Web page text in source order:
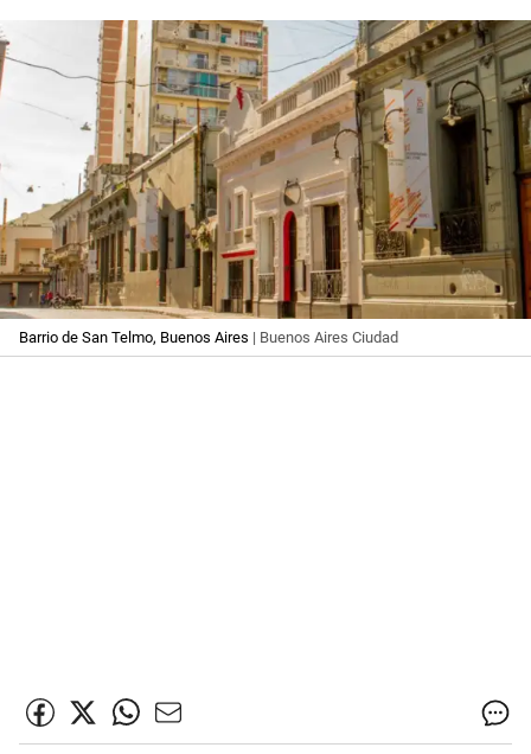
Barrio de San Telmo, Buenos Aires | Buenos Aires Ciudad